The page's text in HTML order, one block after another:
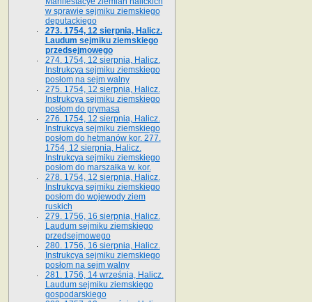
w sprawie sejmiku ziemskiego
deputackiego
273. 1754, 12 sierpnia, Halicz.
Laudum sejmiku ziemskiego
przedsejmowego
274. 1754, 12 sierpnia, Halicz.
Instrukcya sejmiku ziemskiego
posłom na sejm walny
275. 1754, 12 sierpnia, Halicz.
Instrukcya sejmiku ziemskiego
posłom do prymasa
276. 1754, 12 sierpnia, Halicz.
Instrukcya sejmiku ziemskiego
posłom do hetmanów kor. 277.
1754, 12 sierpnia, Halicz.
Instrukcya sejmiku ziemskiego
posłom do marszałka w. kor.
278. 1754, 12 sierpnia, Halicz.
Instrukcya sejmiku ziemskiego
posłom do wojewody ziem
ruskich
279. 1756, 16 sierpnia, Halicz.
Laudum sejmiku ziemskiego
przedsejmowego
280. 1756, 16 sierpnia, Halicz.
Instrukcya sejmiku ziemskiego
posłom na sejm walny
281. 1756, 14 września, Halicz.
Laudum sejmiku ziemskiego
gospodarskiego